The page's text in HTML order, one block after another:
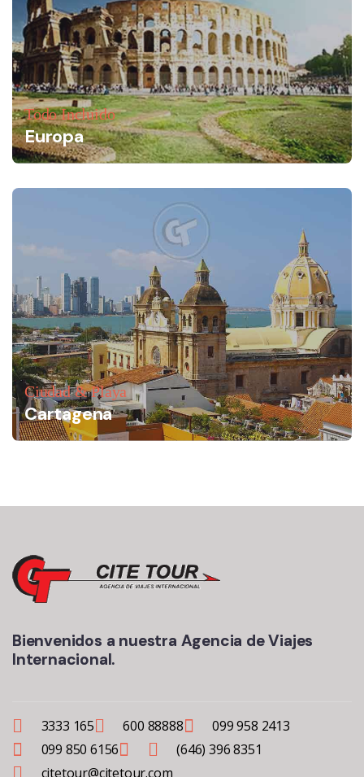
Todo Incluido
Europa
Ciudad & Playa
Cartagena
Bienvenidos a nuestra Agencia de Viajes
Internacional.
3333 165 600 88888
099 958 2413
099 850 6156
(646) 396 8351
citetour@citetour.com